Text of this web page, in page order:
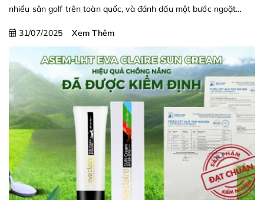
nhiều sân golf trên toàn quốc, và đánh dấu một bước ngoặt
biệt Asem-LHT Eva Claire.
31/07/2025 Xem Thêm